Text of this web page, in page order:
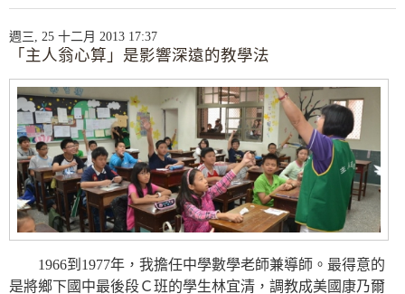
週三, 25 十二月 2013 17:37
「主人翁心算」是影響深遠的教學法
1966到1977年，我擔任中學數學老師兼導師。最得意的
是將鄉下國中最後段Ｃ班的學生林宜清，調教成美國康乃爾